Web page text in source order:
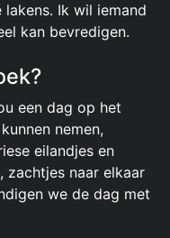
Ik wil iemand
kan bevredigen.
een dag op het
nemen,
eilandjes en
zachtjes naar elkaar
we de dag met